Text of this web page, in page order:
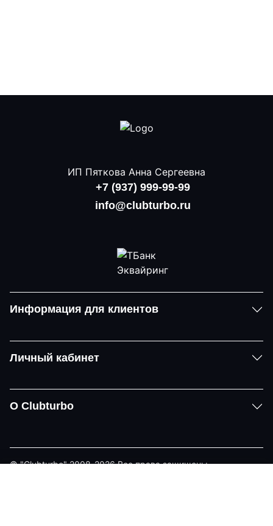
ИП Пяткова Анна Сергеевна
+7 (937) 999-99-99
info@clubturbo.ru
Информация для клиентов
Личный кабинет
О Clubturbo
© "Clubturbo" 2008-2026 Все права защищены